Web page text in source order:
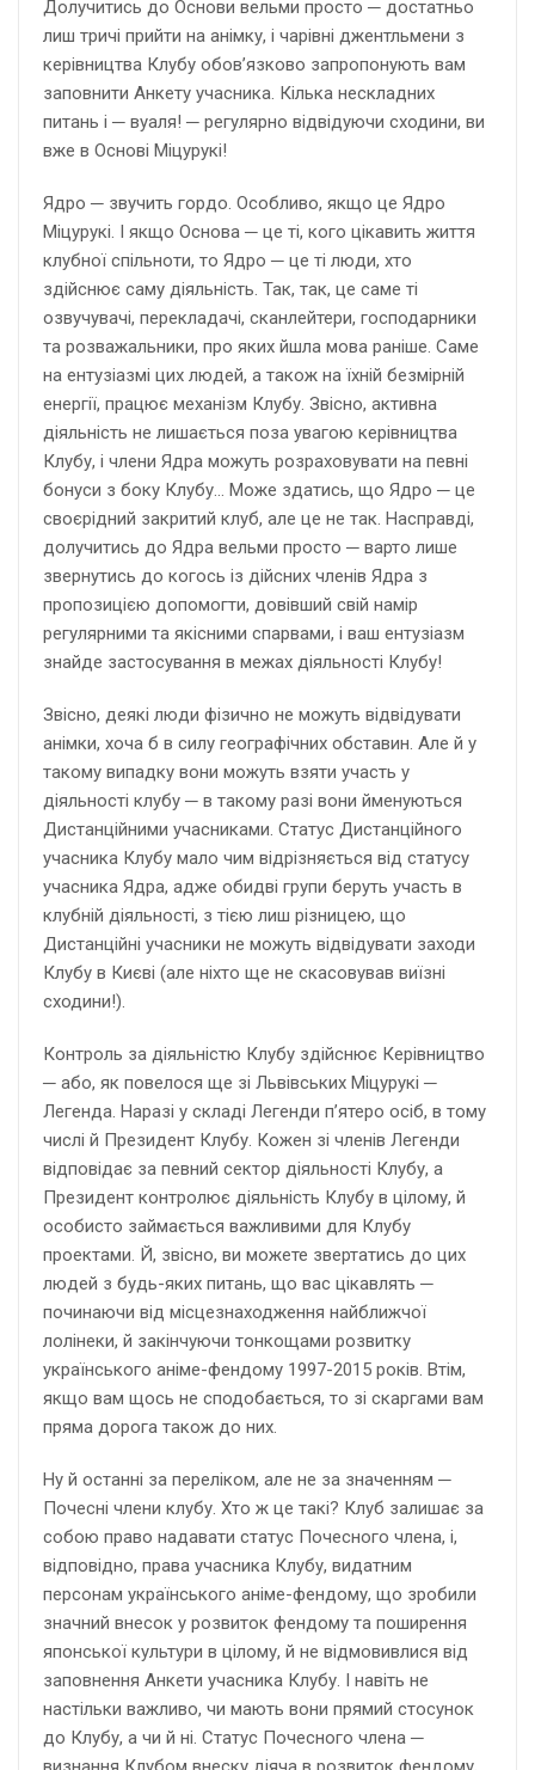
Долучитись до Основи вельми просто ─ достатньо
лиш тричі прийти на анімку, і чарівні джентльмени з
керівництва Клубу обов’язково запропонують вам
заповнити Анкету учасника. Кілька нескладних
питань і ─ вуаля! ─ регулярно відвідуючи сходини, ви
вже в Основі Міцурукі!
Ядро ─ звучить гордо. Особливо, якщо це Ядро
Міцурукі. І якщо Основа ─ це ті, кого цікавить життя
клубної спільноти, то Ядро ─ це ті люди, хто
здійснює саму діяльність. Так, так, це саме ті
озвучувачі, перекладачі, сканлейтери, господарники
та розважальники, про яких йшла мова раніше. Саме
на ентузіазмі цих людей, а також на їхній безмірній
енергії, працює механізм Клубу. Звісно, активна
діяльність не лишається поза увагою керівництва
Клубу, і члени Ядра можуть розраховувати на певні
бонуси з боку Клубу… Може здатись, що Ядро ─ це
своєрідний закритий клуб, але це не так. Насправді,
долучитись до Ядра вельми просто ─ варто лише
звернутись до когось із дійсних членів Ядра з
пропозицією допомогти, довівший свій намір
регулярними та якісними спарвами, і ваш ентузіазм
знайде застосування в межах діяльності Клубу!
Звісно, деякі люди фізично не можуть відвідувати
анімки, хоча б в силу географічних обставин. Але й у
такому випадку вони можуть взяти участь у
діяльності клубу ─ в такому разі вони йменуються
Дистанційними учасниками. Статус Дистанційного
учасника Клубу мало чим відрізняється від статусу
учасника Ядра, адже обидві групи беруть участь в
клубній діяльності, з тією лиш різницею, що
Дистанційні учасники не можуть відвідувати заходи
Клубу в Києві (але ніхто ще не скасовував виїзні
сходини!).
Контроль за діяльністю Клубу здійснює Керівництво
─ або, як повелося ще зі Львівських Міцурукі ─
Легенда. Наразі у складі Легенди п’ятеро осіб, в тому
числі й Президент Клубу. Кожен зі членів Легенди
відповідає за певний сектор діяльності Клубу, а
Президент контролює діяльність Клубу в цілому, й
особисто займається важливими для Клубу
проектами. Й, звісно, ви можете звертатись до цих
людей з будь-яких питань, що вас цікавлять ─
починаючи від місцезнаходження найближчої
лолінеки, й закінчуючи тонкощами розвитку
українського аніме-фендому 1997-2015 років. Втім,
якщо вам щось не сподобається, то зі скаргами вам
пряма дорога також до них.
Ну й останні за переліком, але не за значенням ─
Почесні члени клубу. Хто ж це такі? Клуб залишає за
собою право надавати статус Почесного члена, і,
відповідно, права учасника Клубу, видатним
персонам українського аніме-фендому, що зробили
значний внесок у розвиток фендому та поширення
японської культури в цілому, й не відмовивлися від
заповнення Анкети учасника Клубу. І навіть не
настільки важливо, чи мають вони прямий стосунок
до Клубу, а чи й ні. Статус Почесного члена ─